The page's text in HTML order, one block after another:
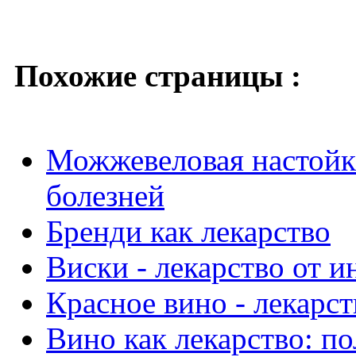
Похожие страницы :
Можжевеловая
болезней
Бренди как лекарство
Виски - лекарство от
Красное вино -
Вино как лекарство: